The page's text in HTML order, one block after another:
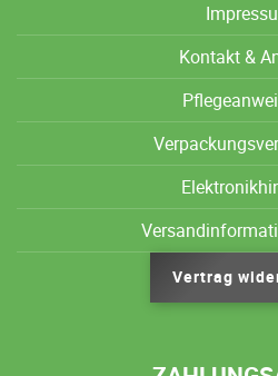
Kontakt &
Vertrag